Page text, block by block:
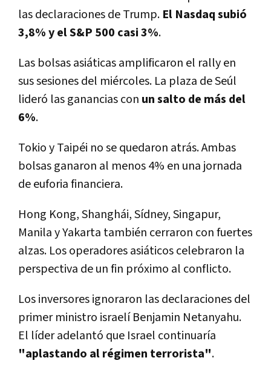
las declaraciones de Trump. El Nasdaq subió
3,8% y el S&P 500 casi 3%.
Las bolsas asiáticas amplificaron el rally en
sus sesiones del miércoles. La plaza de Seúl
lideró las ganancias con un salto de más del
6%.
Tokio y Taipéi no se quedaron atrás. Ambas
bolsas ganaron al menos 4% en una jornada
de euforia financiera.
Hong Kong, Shanghái, Sídney, Singapur,
Manila y Yakarta también cerraron con fuertes
alzas. Los operadores asiáticos celebraron la
perspectiva de un fin próximo al conflicto.
Los inversores ignoraron las declaraciones del
primer ministro israelí Benjamin Netanyahu.
El líder adelantó que Israel continuaría
"aplastando al régimen terrorista".